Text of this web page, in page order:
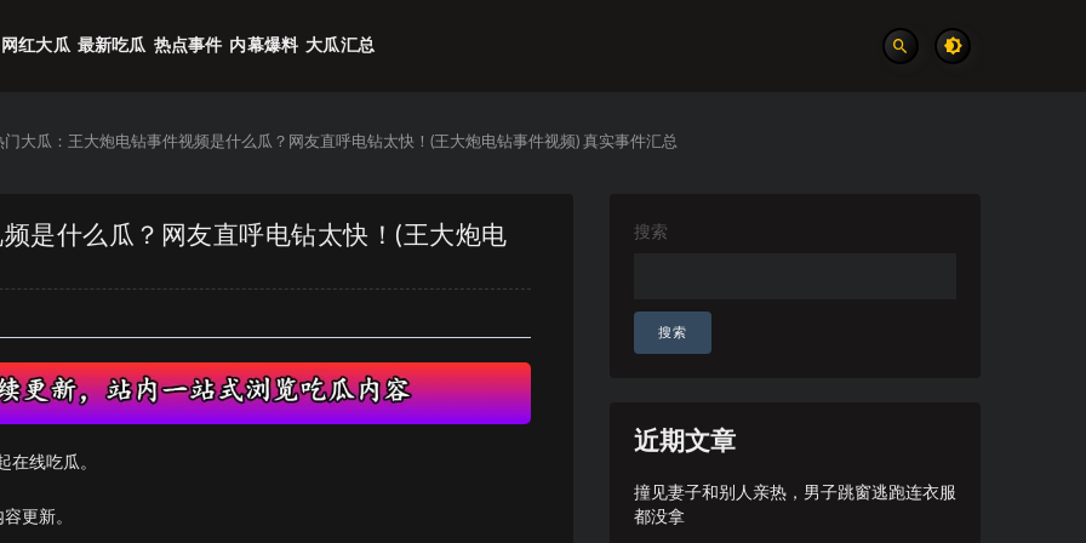
网红大瓜 最新吃瓜 热点事件 内幕爆料 大瓜汇总
大瓜：王大炮电钻事件视频是什么瓜？网友直呼电钻太快！(王大炮电钻事件视频) 真实事件汇总
是什么瓜？网友直呼电钻太快！(王大炮电
在线吃瓜。
更新。
搜索
搜索
近期文章
撞见妻子和别人亲热，男子跳窗逃跑连衣服
都没拿